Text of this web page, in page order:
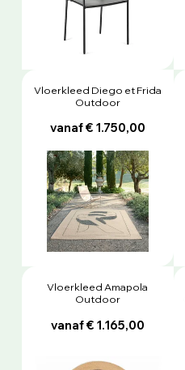
Vloerkleed Diego et Frida
Outdoor
vanaf € 1.750,00
Vloerkleed Amapola
Outdoor
vanaf € 1.165,00